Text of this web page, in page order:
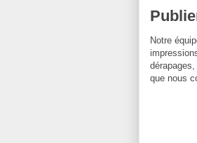
Notre
que nous